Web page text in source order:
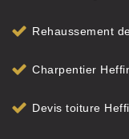
Rehaussement
Charpentier
Devis toiture